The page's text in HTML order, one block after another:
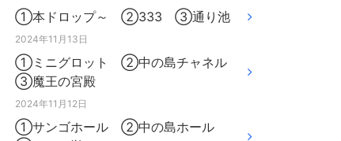
①本ドロップ～ ②333 ③通り池
2024年11月13日
①ミニグロット ②中の島チャネル
③魔王の宮殿
2024年11月12日
①サンゴホール ②中の島ホール